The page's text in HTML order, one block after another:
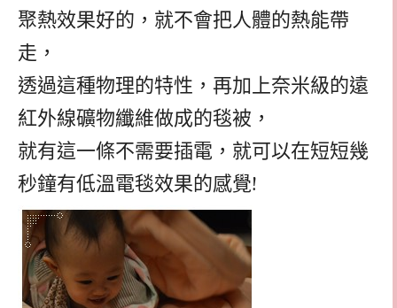
聚熱效果好的，就不會把人體的熱能帶
走，
透過這種物理的特性，再加上奈米級的遠
紅外線礦物纖維做成的毯被，
就有這一條不需要插電，就可以在短短幾
秒鐘有低溫電毯效果的感覺!